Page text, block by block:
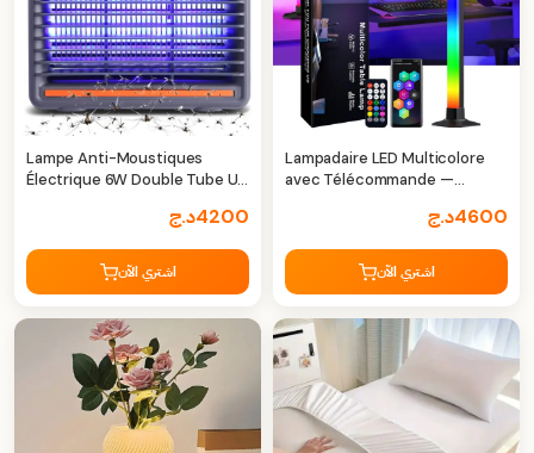
Lampadaire LED Multicolore
avec Télécommande —
4600د.ج
اشتري الآن
Lampe Anti-Moustiques
Électrique 6W Double Tube UV
4200د.ج
اشتري الآن